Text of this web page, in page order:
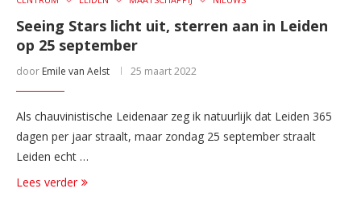
Seeing Stars licht uit, sterren aan in Leiden
op 25 september
door Emile van Aelst 25 maart 2022
Als chauvinistische Leidenaar zeg ik natuurlijk dat Leiden 365
dagen per jaar straalt, maar zondag 25 september straalt
Leiden echt …
Lees verder